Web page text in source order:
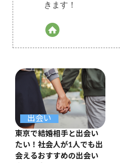
きます！
出会い
東京で結婚相手と出会い
たい！社会人が1人でも出
会えるおすすめの出会い